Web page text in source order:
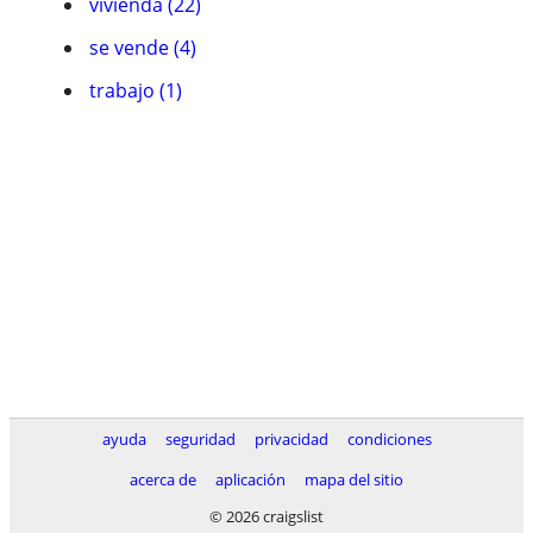
se vende (4)
trabajo (1)
ayuda seguridad privacidad
condiciones
acerca de
aplicación
mapa del sitio
© 2026 craigslist